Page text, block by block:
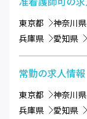
東京都 神奈川県
兵庫県
愛知県
常勤の求人情報
東京都 神奈川県
兵庫県
愛知県